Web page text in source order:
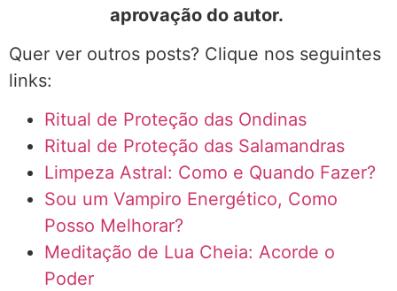
aprovação do autor.
Quer ver outros posts? Clique nos seguintes
links:
Ritual de Proteção das Ondinas
Ritual de Proteção das Salamandras
Limpeza Astral: Como e Quando Fazer?
Sou um Vampiro Energético, Como
Posso Melhorar?
Meditação de Lua Cheia: Acorde o
Poder